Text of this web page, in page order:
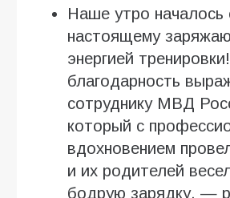
Наше утро началось
настоящему
энергией
благодарность
сотруднику МВД
который с
вдохновением
и их родителей
бодрую зарядку, —